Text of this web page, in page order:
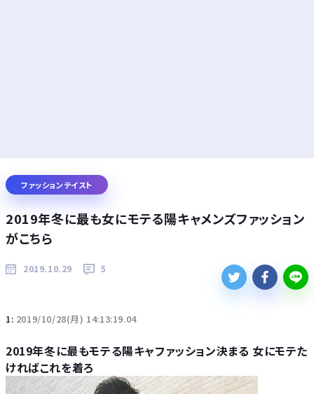
ファッションテイスト
2019年冬に最も女にモテる陽キャメンズファッション
がこちら
2019.10.29 5
1: 2019/10/28(月) 14:13:19.04
2019年冬に最もモテる陽キャファッション決まる 女にモテた
ければこれを着ろ